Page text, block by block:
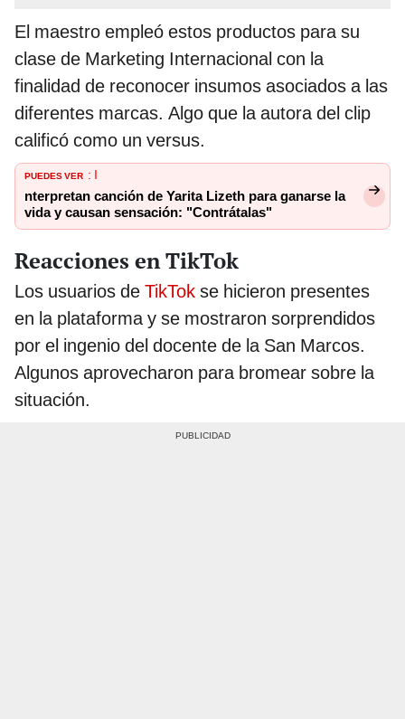
El maestro empleó estos productos para su
clase de Marketing Internacional con la
finalidad de reconocer insumos asociados a las
diferentes marcas. Algo que la autora del clip
calificó como un versus.
PUEDES VER : I
nterpretan canción de Yarita Lizeth para ganarse la
vida y causan sensación: "Contrátalas"
Reacciones en TikTok
Los usuarios de TikTok se hicieron presentes
en la plataforma y se mostraron sorprendidos
por el ingenio del docente de la San Marcos.
Algunos aprovecharon para bromear sobre la
situación.